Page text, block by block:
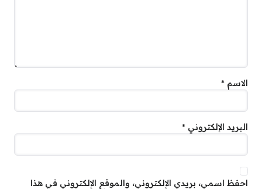
الاسم *
البريد الإلكتروني *
احفظ اسمي، بريدي الإلكتروني، والموقع الإلكتروني في هذا